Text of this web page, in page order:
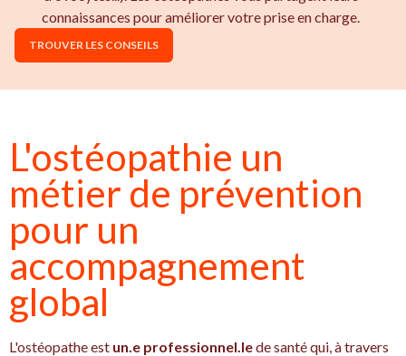
connaissances pour améliorer votre prise en charge.
TROUVER LES CONSEILS
L'ostéopathie un
métier de prévention
pour un
accompagnement
global
L'ostéopathe est un.e professionnel.lede santé qui, à travers